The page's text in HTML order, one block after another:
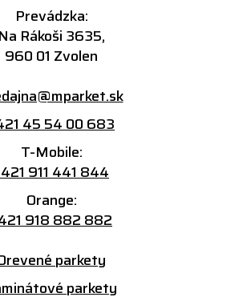
Prevádzka:
Na Rákoši 3635,
960 01 Zvolen
45 54 00 683
T-Mobile:
911 441 844
Orange:
918 882 882
parkety
parkety